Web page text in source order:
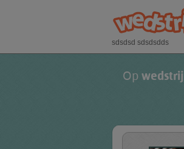
Op
sdsdsd sdsdsdds